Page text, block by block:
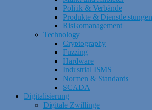
Politik & Verbände
Produkte & Dienstleistungen
Risikomanagement
Technology
Cryptography
Fuzzing
Hardware
Industrial ISMS
Normen & Standards
SCADA
Digitalisierung
Digitale Zwillinge